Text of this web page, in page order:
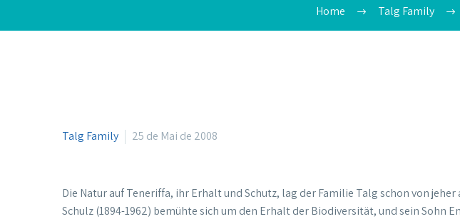
Home Talg Family
Talg Family 25 de Mai de 2008
Die Natur auf Teneriffa, ihr Erhalt und Schutz, lag der Familie Talg schon von jeher
Schulz (1894-1962) bemühte sich um den Erhalt der Biodiversität, und sein Sohn